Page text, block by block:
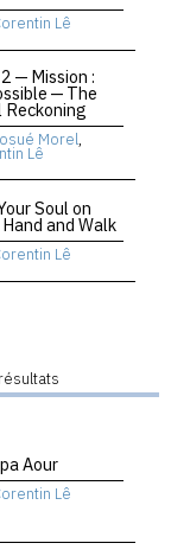
Lê
— Mission :
— The
Reckoning
Morel,
Lê
Soul on
and Walk
Lê
Aour
Lê